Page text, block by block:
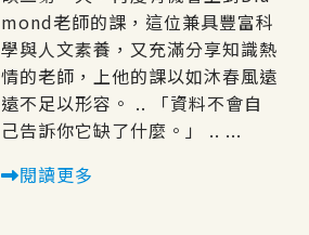
mond老師的課，這位兼具豐富科
學與人文素養，又充滿分享知識熱
情的老師，上他的課以如沐春風遠
遠不足以形容。 .. 「資料不會自
己告訴你它缺了什麼。」 .. ...
閱讀更多